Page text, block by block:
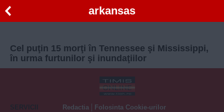
arkansas
Cel puţin 15 morţi în Tennessee şi Mississippi,
în urma furtunilor şi inundaţiilor
SERVICII Redactia
Folosinta Cookie-urilor